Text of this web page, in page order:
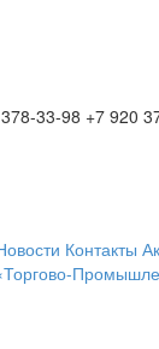
33-98 +7 920
Контакты